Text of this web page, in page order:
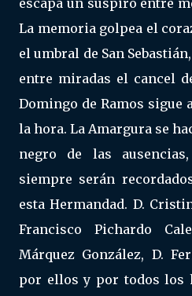
escapa un suspiro entre
La memoria golpea el
el umbral de San
entre miradas el cancel
Domingo de Ramos sigue
la hora. La Amargura se
negro de las
siempre serán
esta Hermandad. D.
Francisco Pichardo
Márquez González, D.
por ellos y por todos los